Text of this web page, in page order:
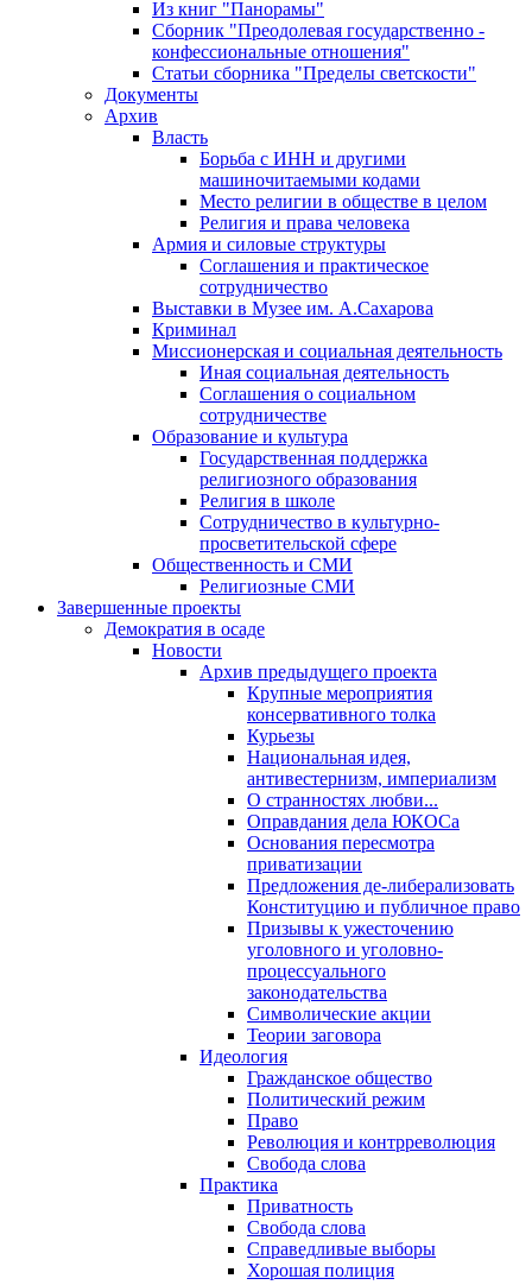
Из книг "Панорамы"
Сборник "Преодолевая государственно -
конфессиональные отношения"
Статьи сборника "Пределы светскости"
Документы
Архив
Власть
Борьба с ИНН и другими
машиночитаемыми кодами
Место религии в обществе в целом
Религия и права человека
Армия и силовые структуры
Соглашения и практическое
сотрудничество
Выставки в Музее им. А.Сахарова
Криминал
Миссионерская и социальная деятельность
Иная социальная деятельность
Соглашения о социальном
сотрудничестве
Образование и культура
Государственная поддержка
религиозного образования
Религия в школе
Сотрудничество в культурно-
просветительской сфере
Общественность и СМИ
Религиозные СМИ
Завершенные проекты
Демократия в осаде
Новости
Архив предыдущего проекта
Крупные мероприятия
консервативного толка
Курьезы
Национальная идея,
антивестернизм, империализм
О странностях любви...
Оправдания дела ЮКОСа
Основания пересмотра
приватизации
Предложения де-либерализовать
Конституцию и публичное право
Призывы к ужесточению
уголовного и уголовно-
процессуального
законодательства
Символические акции
Теории заговора
Идеология
Гражданское общество
Политический режим
Право
Революция и контрреволюция
Свобода слова
Практика
Приватность
Свобода слова
Справедливые выборы
Хорошая полиция